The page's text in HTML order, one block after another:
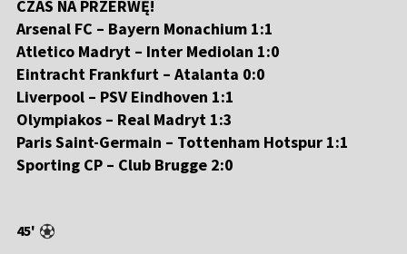
CZAS NA PRZERWĘ!
Arsenal FC – Bayern Monachium 1:1
Atletico Madryt – Inter Mediolan 1:0
Eintracht Frankfurt – Atalanta 0:0
Liverpool – PSV Eindhoven 1:1
Olympiakos – Real Madryt 1:3
Paris Saint-Germain – Tottenham Hotspur 1:1
Sporting CP – Club Brugge 2:0
45'